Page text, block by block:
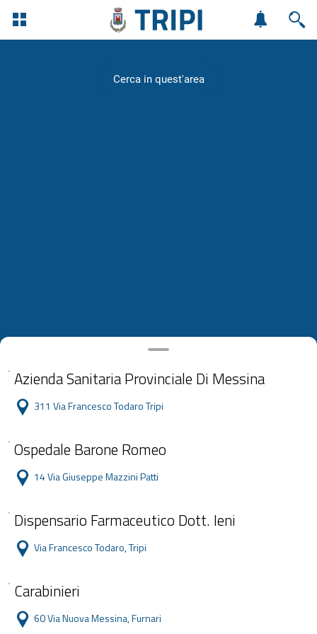
Azienda Sanitaria Provinciale Di Messina
311 Via Francesco Todaro Tripi
Ospedale Barone Romeo
14 Via Giuseppe Mazzini Patti
Dispensario Farmaceutico Dott. Ieni
Via Francesco Todaro, Tripi
Carabinieri
60 Via Nuova Messina, Furnari
Cerca in quest'area